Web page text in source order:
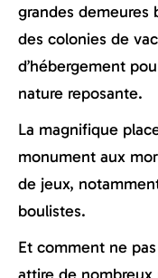
grandes demeures
des colonies de
d’hébergement
nature reposante.
La magnifique
monument aux
de jeux,
boulistes.
Et comment ne